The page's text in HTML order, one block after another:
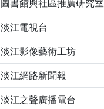
圖書館與社區推廣研究室
淡江電視台
淡江影像藝術工坊
淡江網路新聞報
淡江之聲廣播電台